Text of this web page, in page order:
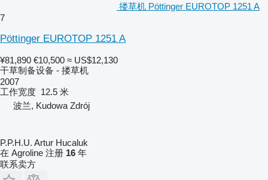
搂草机 Pöttinger EUROTOP 1251 A
7
Pöttinger EUROTOP 1251 A
¥81,890 €10,500 ≈ US$12,130
干草制备设备 - 搂草机
2007
工作宽度 12.5 米
波兰, Kudowa Zdrój
P.P.H.U. Artur Hucaluk
在 Agroline 注册 16 年
联系卖方